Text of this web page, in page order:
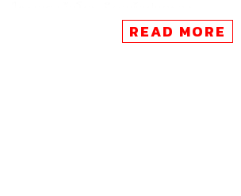
ด้าน Twitter ‘นักเรียนเลว’ มีการทำเว็บไซ
READ MORE